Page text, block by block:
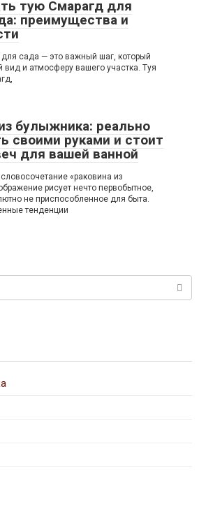
тую Смарагд для
преимущества и
для сада — это важный шаг, который
вид и атмосферу вашего участка. Туя
булыжника: реально
своими руками и стоит
для вашей ванной
«раковина из
рисует нечто первобытное,
не приспособленное для быта.
тенденции